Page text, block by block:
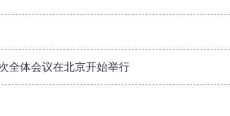
全体会议在北京开始举行